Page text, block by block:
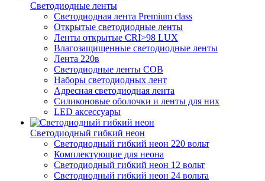
Светодиодные ленты
Светодиодная лента Premium class
Открытые светодиодные ленты
Ленты открытые CRI>98 LUX
Влагозащищенные светодиодные ленты
Лента 220в
Светодиодные ленты COB
Наборы светодиодных лент
Адресная светодиодная лента
Силиконовые оболочки и ленты для них
LED аксессуары
Светодиодный гибкий неон
Светодиодный гибкий неон 220 вольт
Комплектующие для неона
Светодиодный гибкий неон 12 вольт
Светодиодный гибкий неон 24 вольта